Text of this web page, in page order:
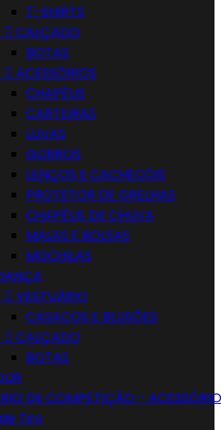
T-SHIRTS
 CALÇADO
BOTAS
 ACESSÓRIOS
CHAPÉUS
CARTEIRAS
LUVAS
GORROS
LENÇOS E CACHECÓIS
PROTETOR DE ORELHAS
CHAPÉUS DE CHUVA
MALAS E BOLSAS
MOCHILAS
 VESTUÁRIO
CASACOS E BLUSÕES
 CALÇADO
BOTAS
DE COMPETIÇÃO -
Tiro